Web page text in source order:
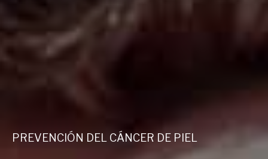
PREVENCIÓN DEL CÁNCER DE PIEL